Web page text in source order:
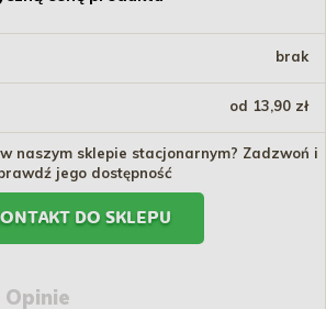
brak
od 13,90 zł
naszym sklepie stacjonarnym? Zadzwoń i
jego dostępność
DO SKLEPU
Opinie